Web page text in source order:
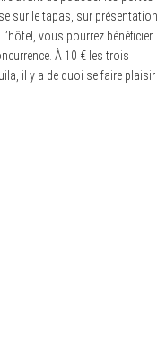
sur le tapas, sur présentation
vous pourrez bénéficier
À 10 € les trois
il y a de quoi se faire plaisir